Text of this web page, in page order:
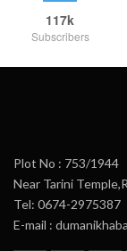
117k
Subscribers
Plot No : 753/1944
Near Tarini
Tel: 0674-2975387
E-mail :